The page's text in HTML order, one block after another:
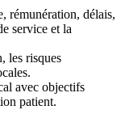
rémunération, délais,
service et la
les risques
avec objectifs
patient.